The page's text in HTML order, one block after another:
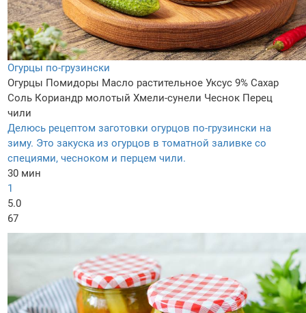
Огурцы по-грузински
Огурцы Помидоры Масло растительное Уксус 9% Сахар
Соль Кориандр молотый Хмели-сунели Чеснок Перец
чили
Делюсь рецептом заготовки огурцов по-грузински на
зиму. Это закуска из огурцов в томатной заливке со
специями, чесноком и перцем чили.
30 мин
1
5.0
67